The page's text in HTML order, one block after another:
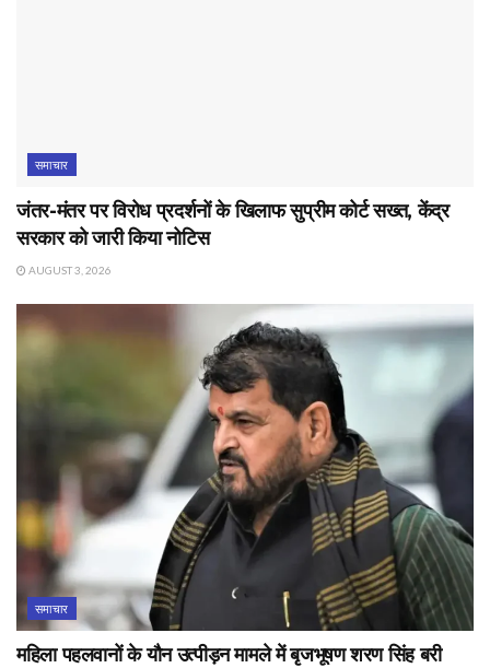
समाचार
जंतर-मंतर पर विरोध प्रदर्शनों के खिलाफ सुप्रीम कोर्ट सख्त, केंद्र
सरकार को जारी किया नोटिस
AUGUST 3, 2026
समाचार
महिला पहलवानों के यौन उत्पीड़न मामले में बृजभूषण शरण सिंह बरी